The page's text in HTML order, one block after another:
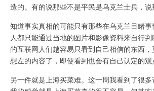
造的。有的说那些不是平民是乌克兰士兵，说
知道事实真相的可能只有那些在乌克兰目睹
人都只能通过当地的图片和影像资料来自行
的互联网人们越容易只看到自己相信的东西
想左的内容了，即使看到也会有自己认定的观
另一件就是上海买菜难。这一周我看到了很